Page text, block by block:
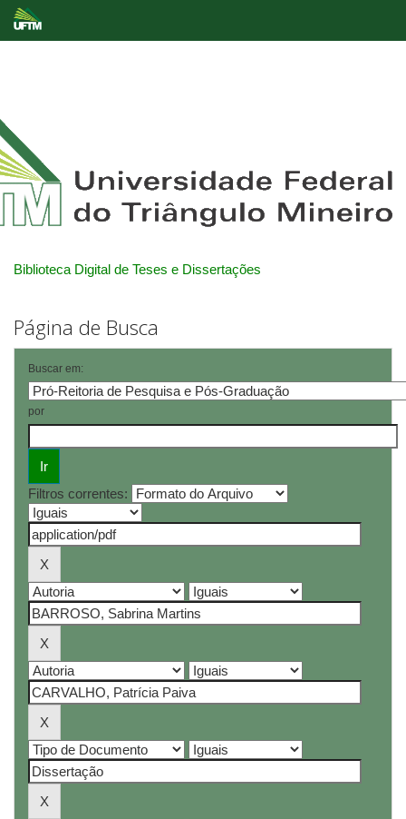
Biblioteca Digital de Teses e Dissertações
Página de Busca
Buscar em:
por
Filtros correntes: